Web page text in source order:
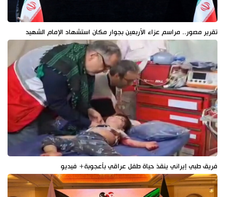
تقرير مصور.. مراسم عزاء الأربعين بجوار مكان استشهاد الإمام الشهيد
فريق طبي إيراني ينقذ حياة طفل عراقي بأعجوبة+ فيديو